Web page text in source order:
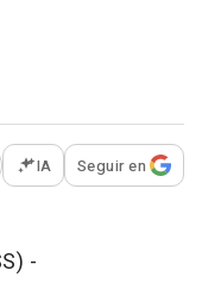
opciones para
IA Seguir en
-